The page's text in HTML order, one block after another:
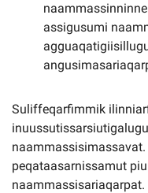
assigusumi
Suliffeqarfimmik
peqataasarnissamut
naammassisariaqarpat.